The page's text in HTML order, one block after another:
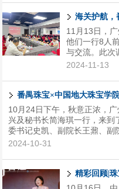
电商贸易往来
导和培训企业
域中心总经
站全国范围内
因是番...
海关护航，
11月13日，
他们一行8人
与交流。此次
珠宝产业的持
宝有限公司、
嘉衡珠宝有限
等企业的代
业发展动态、
烈的讨论...
2024-11-13
番禺珠宝×中国地大珠宝学
10月24日下午，秋意正浓，
兴及秘书长简海琪一行，来
委书记史凯、副院长王鼐、副
待，双方共同参与了此次富
就。他强调了学院在珠宝教
随后，黄建民会长对番禺珠宝
时尚设计、产业集群以及数字
2024-10-31
精彩回顾|